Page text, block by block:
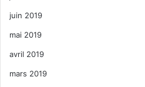
juin 2019
mai 2019
avril 2019
mars 2019